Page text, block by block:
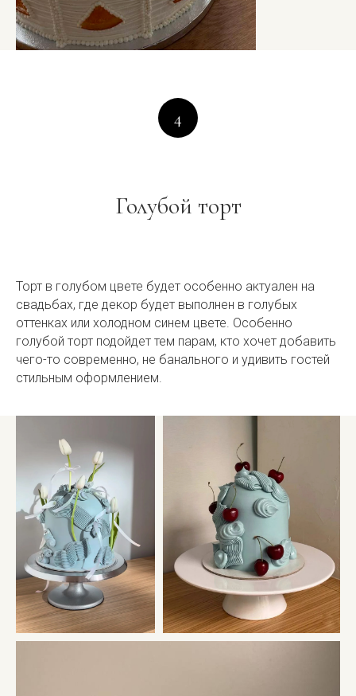
4
Голубой торт
Торт в голубом цвете будет особенно актуален на
свадьбах, где декор будет выполнен в голубых
оттенках или холодном синем цвете. Особенно
голубой торт подойдет тем парам, кто хочет добавить
чего-то современно, не банального и удивить гостей
стильным оформлением.